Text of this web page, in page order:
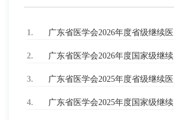
1. 广东省医学会2026年度省级继续医学教育推荐项目公布结果
2. 广东省医学会2026年度国家级继续医学教育推荐项目公布结果
3. 广东省医学会2025年度省级继续医学教育推荐项目公布结果
4. 广东省医学会2025年度国家级继续医学教育推荐项目公布结果